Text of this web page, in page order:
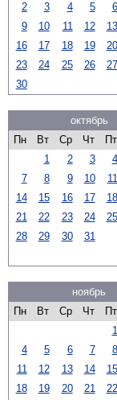
2 3 4 5 6
9
10 11 12 13
16
17 18 19 20
23
24 25 26 27
30
октябрь
Пн
Вт Ср Чт Пт
1
2 3 4
7
8 9 10 11
14
15 16 17 18
21
22 23 24 25
28
29 30 31
ноябрь
Пн
Вт Ср Чт Пт
1
4
5 6 7 8
11
12 13 14 15
18
19 20 21 22